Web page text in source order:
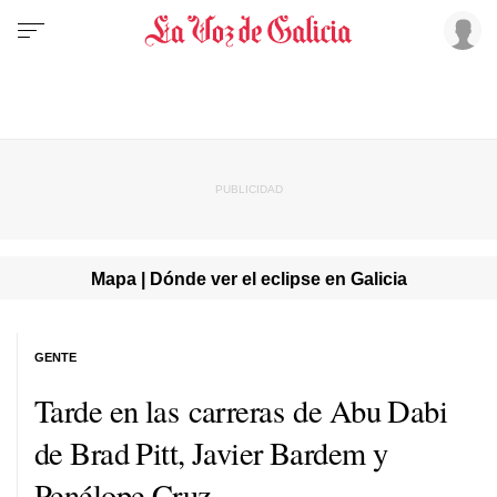
Mapa | Dónde ver el eclipse en Galicia
Tarde en las carreras de Abu Dabi
de Brad Pitt, Javier Bardem y
GENTE